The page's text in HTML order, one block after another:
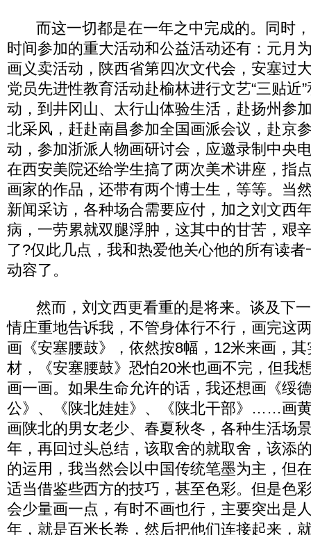
而这一切都是在一年之中完成的。同时，
时间参加的重大活动和公益活动还有：元月
画义卖活动，陕西省第四次文代会，安塞过
党员先进性教育活动赴榆林进行文艺“三贴近”
动，到井冈山、太行山体验生活，赴扬州参
北采风，赶赴南昌参加全国画派会议，赴京
动，参加浙派人物画研讨会，应邀录制中央
在西安美院还给学生搞了两次美术讲座，指
画家的作品，还带有两个博士生，等等。当
新闻采访，各种场合需要应付，加之刘文西
病，一劳累就双腿浮肿，这其中的甘苦，艰
了?仅此几点，我和热爱他关心他的所有读
动容了。
然而，刘文西更看重的是将来。谈及下一
情庄重地告诉我，不管身体行不行，画完这
画《安塞腰鼓》，依然按8幅，12米来画，
材，《安塞腰鼓》恐怕20米也画不完，但我
画一画。如果生命允许的话，我还想画《绥
公》、《陕北娃娃》、《陕北干部》……画
画陕北的男女老少、春夏秋冬，各种生活场
年，再回过头总结，该取舍的就取舍，该添
的运用，我当然会以中国传统笔墨为主，但
适当借鉴些西方的技巧，甚至色彩。但是色
会少量画一点，有时不画也行，主要突出是
年，就是百米长卷，然后把他们连接起来，